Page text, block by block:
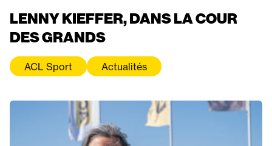
LENNY KIEFFER, DANS LA COUR
DES GRANDS
ACL Sport Actualités